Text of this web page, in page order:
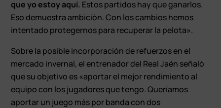
que yo estoy aquí. Estos partidos hay que ganarlos.
Eso demuestra ambición. Con los cambios hemos
intentado protegernos para recuperar la pelota».
Sobre la posible incorporación de refuerzos en el
mercado invernal, el entrenador del Real Jaén señaló
que su objetivo es «aportar el mejor rendimiento al
equipo con los jugadores que tengo. Queríamos
aportar un juego más por banda con dos